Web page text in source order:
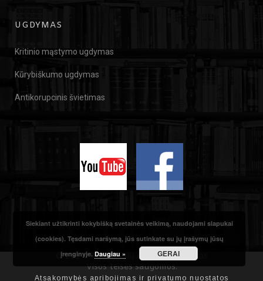
UGDYMAS
Kritinio mąstymo ugdymas
Kūrybiškumo ugdymas
Antikorupcinis švietimas
© 2024 Šiuolaikinių didaktikų centras
Visos teisės saugomos.
Atsakomybės apribojimas ir privatumo nuostatos
Siekiant užtikrinti kokybišką svetainės veikimą, naudojami slapukai
(cookies). Tęsdami naršymą, jūs sutinkate su jų įrašymų jūsų
įrenginyje.Daugiau » GERAI